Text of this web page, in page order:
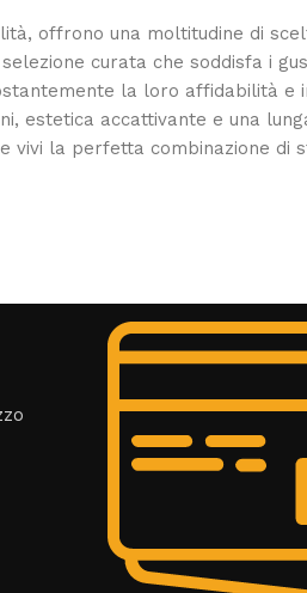
offrono una moltitudine di
curata che soddisfa i
la loro affidabilità e
estetica accattivante e una
la perfetta combinazione